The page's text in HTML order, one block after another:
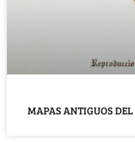
MAPAS ANTIGUOS